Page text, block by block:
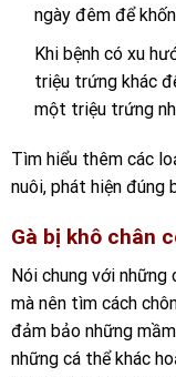
ngày đêm để
Khi bệnh có xu
triệu trứng khác
một triệu trứng
Tìm hiểu thêm các
nuôi, phát hiện đúng
Gà bị khô chân
Nói chung với những
mà nên tìm cách
đảm bảo những
những cá thể khác